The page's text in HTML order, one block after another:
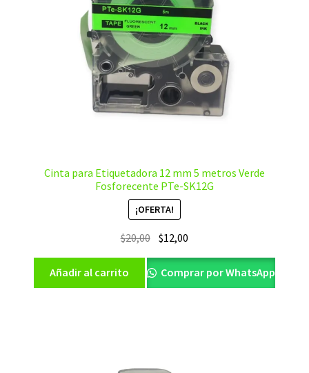
Cinta para Etiquetadora 12 mm 5 metros Verde
Fosforecente PTe-SK12G
¡OFERTA!
$20,00 El
original
era:
$12,00
actual
es:
Añadir al carrito Comprar por WhatsApp